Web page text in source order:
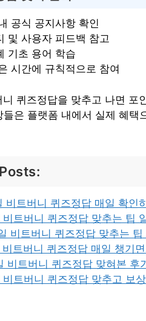
공식 공지사항 확인
및 사용자 피드백 참고
기초 용어 학습
시간에 규칙적으로 참여
퀴즈정답을 맞추고 나면 포
들은 플랫폼 내에서 실제 혜
비트버니 퀴즈정답 매일 확인
트버니 퀴즈정답 맞추는 팁
비트버니 퀴즈정답 맞추는 팁
트버니 퀴즈정답 매일 챙기
비트버니 퀴즈정답 맞혀본 후
트버니 퀴즈정답 맞추고 보